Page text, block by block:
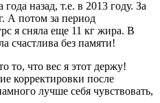
назад, т.е. в 2013 году. За
А потом за период
я сняла еще 11 кг жира. В
счастлива без памяти!
то, что вес я этот держу!
корректировки после
лучше себя чувствовать,